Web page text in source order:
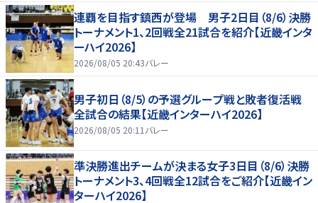
連覇を目指す鎮西が登場 男子2日目（8/6）決勝
トーナメント1、2回戦全21試合を紹介【近畿インタ
ーハイ2026】
2026/08/05 20:43バレー
男子初日（8/5）の予選グループ戦と敗者復活戦
全試合の結果【近畿インターハイ2026】
2026/08/05 20:11 バレー
準決勝進出チームが決まる女子3日目（8/6）決勝
トーナメント3、4回戦全12試合をご紹介【近畿イン
ターハイ2026】